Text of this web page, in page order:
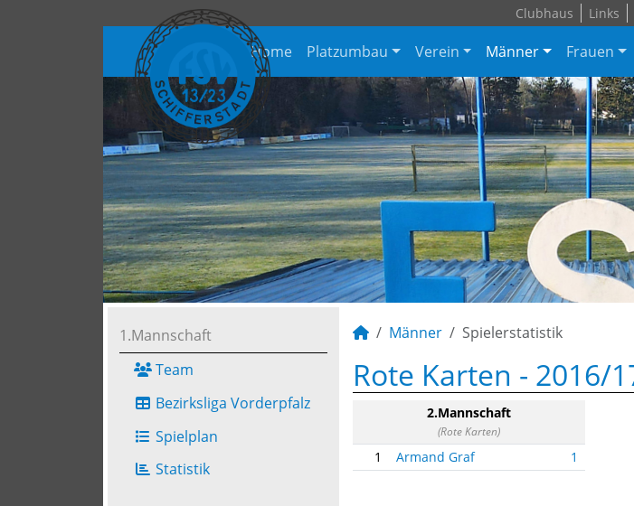
Clubhaus Links
Home Platzumbau Verein Männer Frauen
1.Mannschaft
Team
Bezirksliga Vorderpfalz
Spielplan
Statistik
Männer Spielerstatistik
Rote Karten - 2016/
2.Mannschaft
(Rote Karten)
1 Armand Graf 1